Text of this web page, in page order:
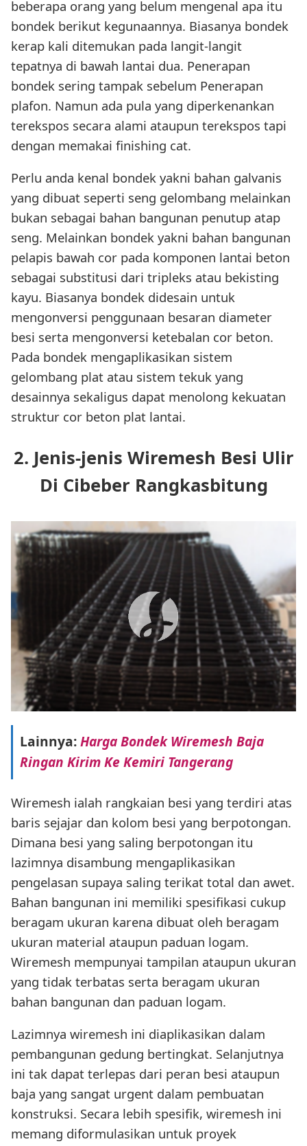
beberapa orang yang belum mengenal apa itu
bondek berikut kegunaannya. Biasanya bondek
kerap kali ditemukan pada langit-langit
tepatnya di bawah lantai dua. Penerapan
bondek sering tampak sebelum Penerapan
plafon. Namun ada pula yang diperkenankan
terekspos secara alami ataupun terekspos tapi
dengan memakai finishing cat.
Perlu anda kenal bondek yakni bahan galvanis
yang dibuat seperti seng gelombang melainkan
bukan sebagai bahan bangunan penutup atap
seng. Melainkan bondek yakni bahan bangunan
pelapis bawah cor pada komponen lantai beton
sebagai substitusi dari tripleks atau bekisting
kayu. Biasanya bondek didesain untuk
mengonversi penggunaan besaran diameter
besi serta mengonversi ketebalan cor beton.
Pada bondek mengaplikasikan sistem
gelombang plat atau sistem tekuk yang
desainnya sekaligus dapat menolong kekuatan
struktur cor beton plat lantai.
2. Jenis-jenis Wiremesh Besi Ulir
Di Cibeber Rangkasbitung
Lainnya:Harga Bondek Wiremesh Baja
Ringan Kirim Ke Kemiri Tangerang
Wiremesh ialah rangkaian besi yang terdiri atas
baris sejajar dan kolom besi yang berpotongan.
Dimana besi yang saling berpotongan itu
lazimnya disambung mengaplikasikan
pengelasan supaya saling terikat total dan awet.
Bahan bangunan ini memiliki spesifikasi cukup
beragam ukuran karena dibuat oleh beragam
ukuran material ataupun paduan logam.
Wiremesh mempunyai tampilan ataupun ukuran
yang tidak terbatas serta beragam ukuran
bahan bangunan dan paduan logam.
Lazimnya wiremesh ini diaplikasikan dalam
pembangunan gedung bertingkat. Selanjutnya
ini tak dapat terlepas dari peran besi ataupun
baja yang sangat urgent dalam pembuatan
konstruksi. Secara lebih spesifik, wiremesh ini
memang diformulasikan untuk proyek